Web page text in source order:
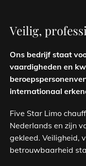
Veilig,
Ons bedrijf staat
vaardigheden en
internationaal
Five Star Limo
Nederlands en zijn
gekleed. Veiligheid,
betrouwbaarheid